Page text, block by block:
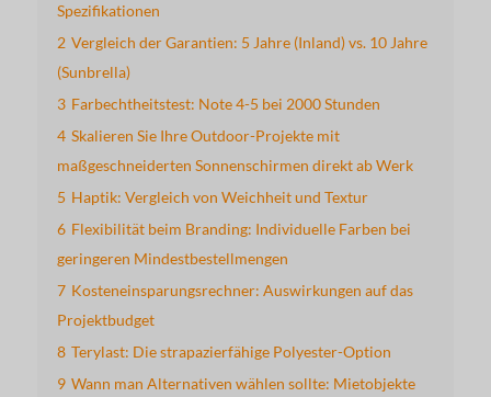
Spezifikationen
2 Vergleich der Garantien: 5 Jahre (Inland) vs. 10 Jahre
(Sunbrella)
3 Farbechtheitstest: Note 4-5 bei 2000 Stunden
4 Skalieren Sie Ihre Outdoor-Projekte mit
maßgeschneiderten Sonnenschirmen direkt ab Werk
5 Haptik: Vergleich von Weichheit und Textur
6 Flexibilität beim Branding: Individuelle Farben bei
geringeren Mindestbestellmengen
7 Kosteneinsparungsrechner: Auswirkungen auf das
Projektbudget
8 Terylast: Die strapazierfähige Polyester-Option
9 Wann man Alternativen wählen sollte: Mietobjekte